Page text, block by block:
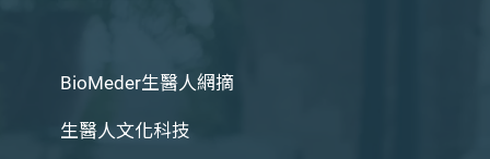
BioMeder生醫人網摘
生醫人文化科技